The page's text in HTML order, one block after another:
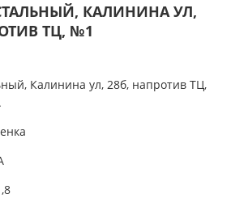
КАЛИНИНА УЛ,
ТЦ, №1
Калинина ул, 28б, напротив ТЦ,